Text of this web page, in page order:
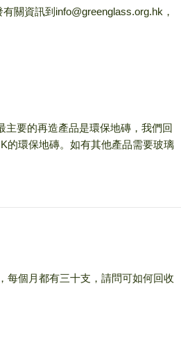
關資訊到info@greenglass.org.hk，
主要的再造產品是環保地磚，我們回
的環保地磚。如有其他產品需要玻璃
每個月都有三十支，請問可如何回收